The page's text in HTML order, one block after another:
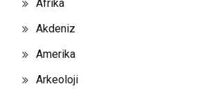
Afrika
Akdeniz
Amerika
Arkeoloji